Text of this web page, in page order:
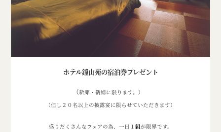
ホテル鐘山苑の宿泊券プレゼント
（新郎・新婦に限ります。）
（但し２０名以上の披露宴に限らせていただきます）
盛りだくさんなフェアの為、一日１ 組が限界です。